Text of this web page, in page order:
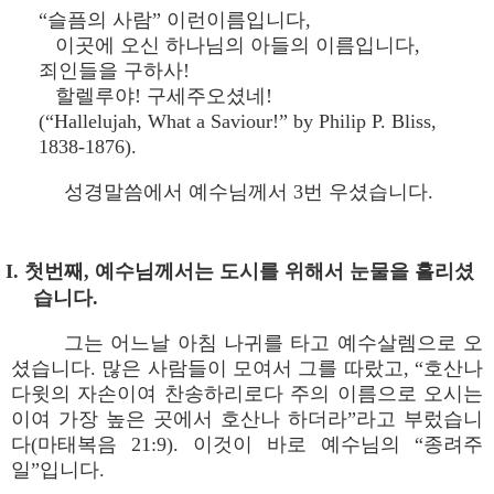
“슬픔의 사람” 이런이름입니다,
이곳에 오신 하나님의 아들의 이름입니다,
죄인들을 구하사!
할렐루야! 구세주오셨네!
(“Hallelujah, What a Saviour!” by Philip P. Bliss,
1838-1876).
성경말씀에서 예수님께서 3번 우셨습니다.
I. 첫번째, 예수님께서는 도시를 위해서 눈물을 흘리셨
습니다.
그는 어느날 아침 나귀를 타고 예수살렘으로 오
셨습니다. 많은 사람들이 모여서 그를 따랐고, “호산나
다윗의 자손이여 찬송하리로다 주의 이름으로 오시는
이여 가장 높은 곳에서 호산나 하더라”라고 부렀습니
다(마태복음 21:9). 이것이 바로 예수님의 “종려주
일”입니다.